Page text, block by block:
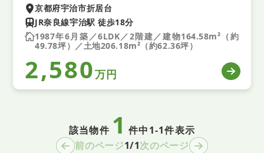
京都府宇治市折居台
JR奈良線宇治駅 徒歩18分
1987年6月築／6LDK／2階建／建物164.58m²（約
49.78坪）／土地206.18m²（約62.36坪）
2,580万円
該当物件 1 件中1-1件表示
前のページ1/1次のページ